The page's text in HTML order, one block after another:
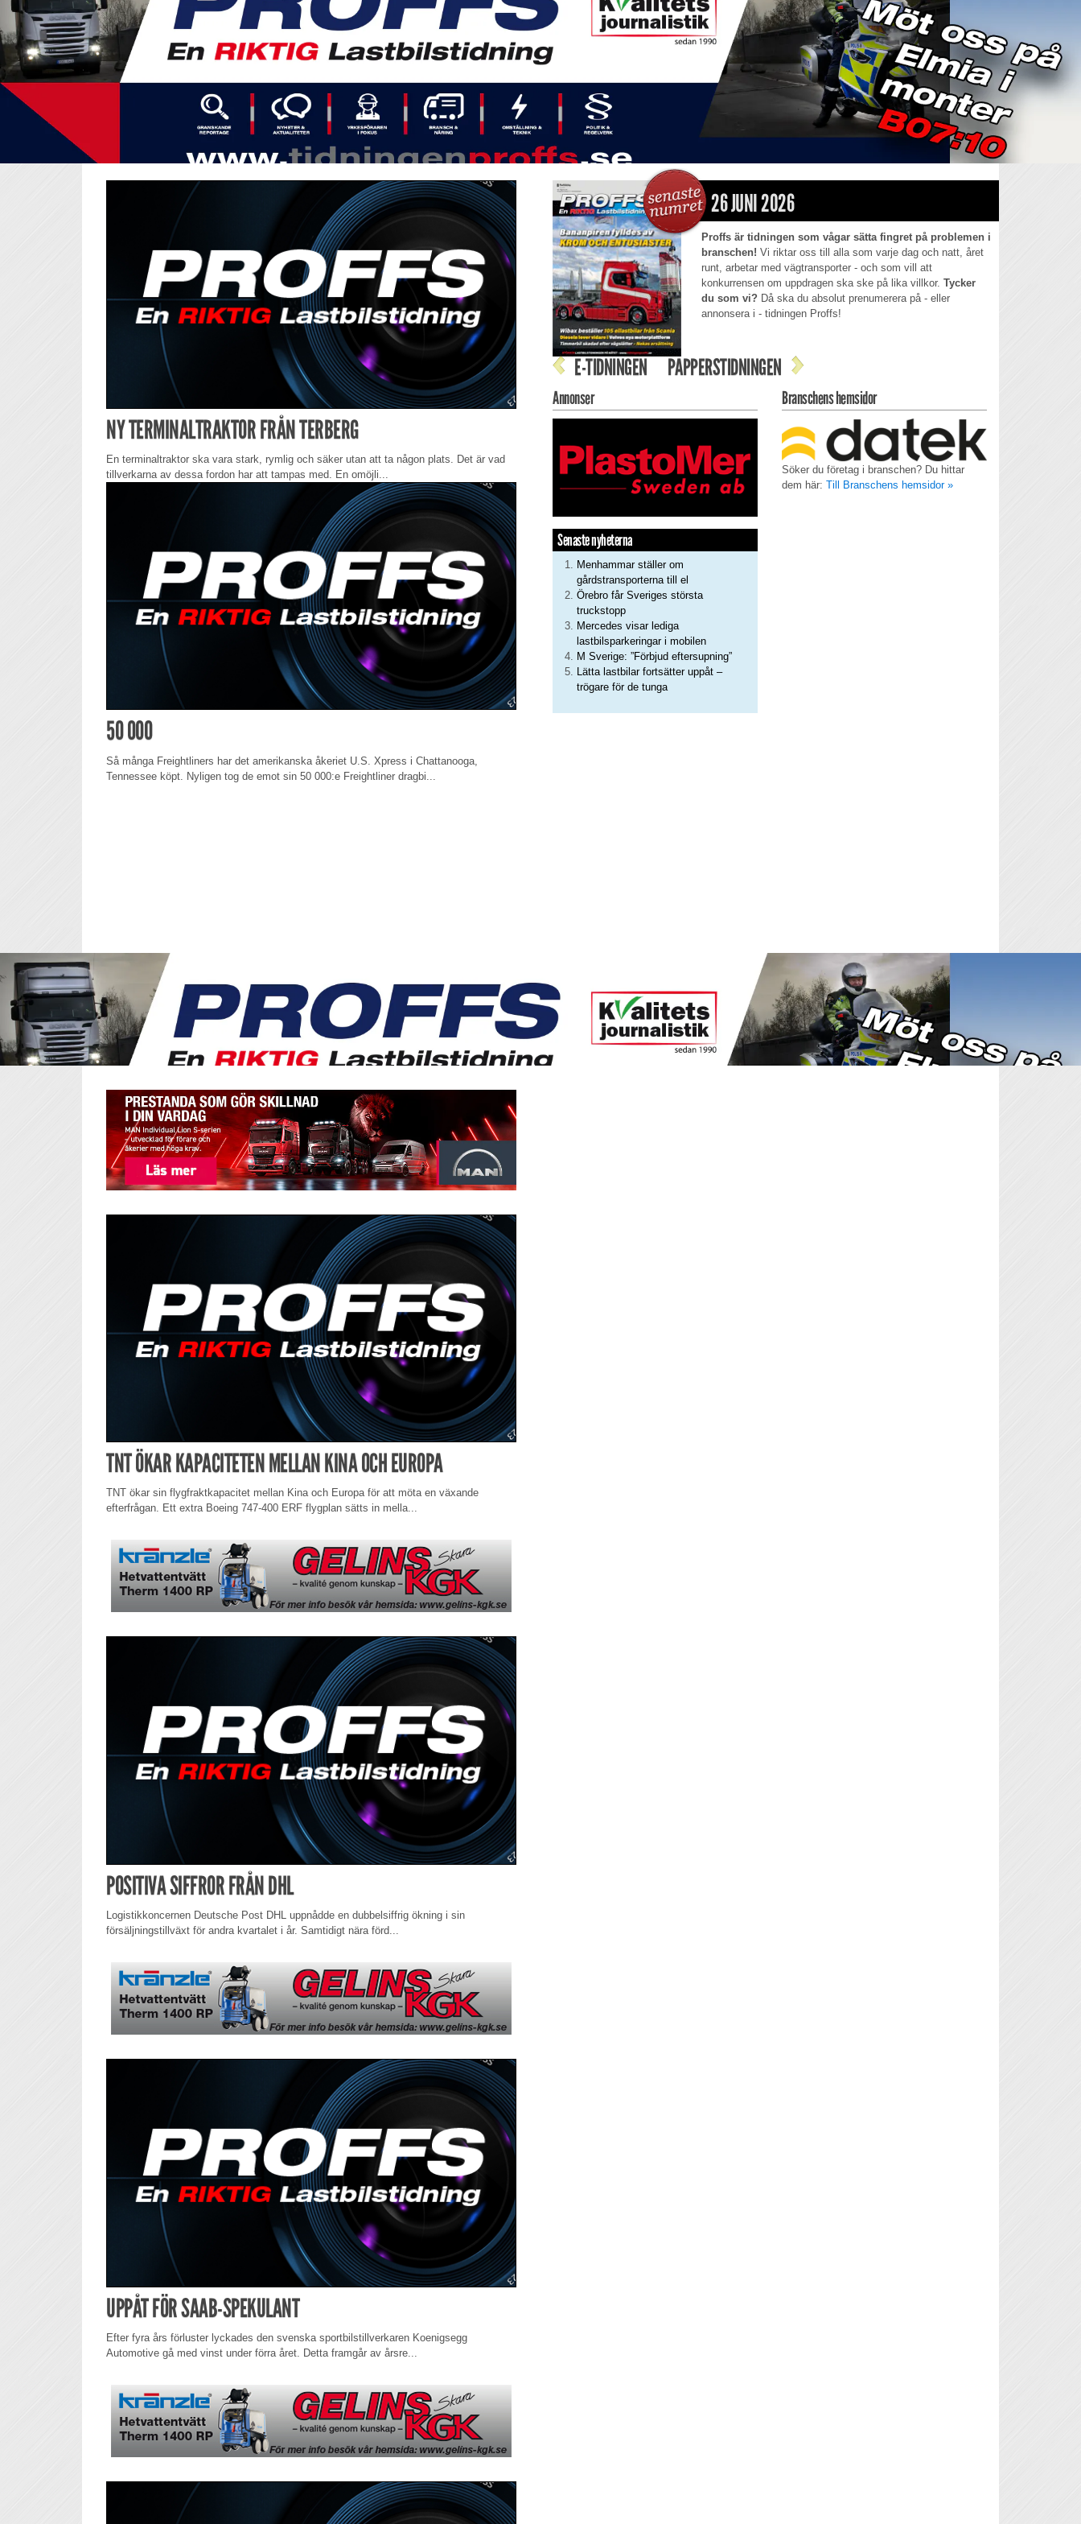
NY TERMINALTRAKTOR FRÅN TERBERG
En terminaltraktor ska vara stark, rymlig och säker utan att ta någon plats. Det är vad
tillverkarna av dessa fordon har att tampas med. En omöjli...
50 000
Så många Freightliners har det amerikanska åkeriet U.S. Xpress i Chattanooga,
Tennessee köpt. Nyligen tog de emot sin 50 000:e Freightliner dragbi...
TNT ÖKAR KAPACITETEN MELLAN KINA OCH EUROPA
TNT ökar sin flygfraktkapacitet mellan Kina och Europa för att möta en växande
efterfrågan. Ett extra Boeing 747-400 ERF flygplan sätts in mella...
POSITIVA SIFFROR FRÅN DHL
Logistikkoncernen Deutsche Post DHL uppnådde en dubbelsiffrig ökning i sin
försäljningstillväxt för andra kvartalet i år. Samtidigt nära förd...
UPPÅT FÖR SAAB-SPEKULANT
Efter fyra års förluster lyckades den svenska sportbilstillverkaren Koenigsegg
Automotive gå med vinst under förra året. Detta framgår av årsre...
26 JUNI 2026
Proffs är tidningen som vågar sätta fingret på problemen i
branschen! Vi riktar oss till alla som varje dag och natt, året
runt, arbetar med vägtransporter - och som vill att
konkurrensen om uppdragen ska ske på lika villkor. Tycker
du som vi? Då ska du absolut prenumerera på - eller
annonsera i - tidningen Proffs!
E-TIDNINGEN PAPPERSTIDNINGEN
Annonser
Senaste nyheterna
Menhammar ställer om
gårdstransporterna till el
Örebro får Sveriges största
truckstopp
Mercedes visar lediga
lastbilsparkeringar i mobilen
M Sverige: ”Förbjud eftersupning”
Lätta lastbilar fortsätter uppåt –
trögare för de tunga
Branschens hemsidor
Söker du företag i branschen? Du hittar
dem här: Till Branschens hemsidor »